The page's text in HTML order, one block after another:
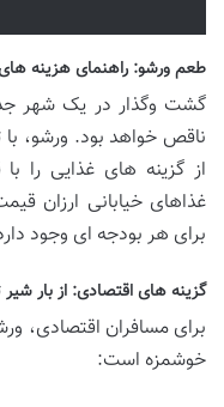
طعم ورشو: راهنمای هزینه
گشت وگذار در یک شهر
ناقص خواهد بود. ورشو،
از گزینه های غذایی را
غذاهای خیابانی ارزان
برای هر بودجه ای وجود
گزینه های اقتصادی: از بار شیر
برای مسافران اقتصادی،
خوشمزه است: